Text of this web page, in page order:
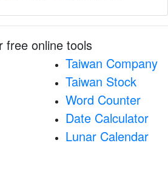
free online tools
Taiwan Company
Taiwan Stock
Word Counter
Date Calculator
Lunar Calendar